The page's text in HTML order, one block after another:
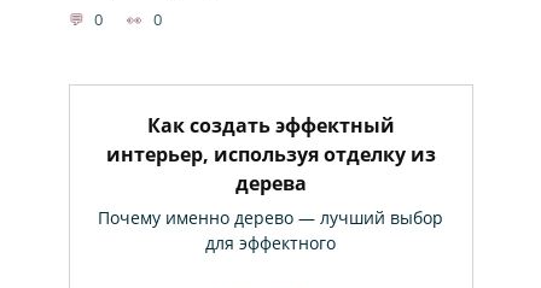
0 0
Как создать эффектный
интерьер, используя отделку из
дерева
Почему именно дерево — лучший выбор
для эффектного